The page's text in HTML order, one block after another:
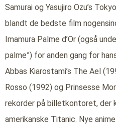
Samurai og Yasujiro Ozu’s
blandt de bedste film
Imamura Palme d’Or (også
palme”) for anden gang for
Abbas Kiarostami’s The Ael
Rosso (1992) og Prinsesse
rekorder på billetkontoret, der
amerikanske Titanic. Nye